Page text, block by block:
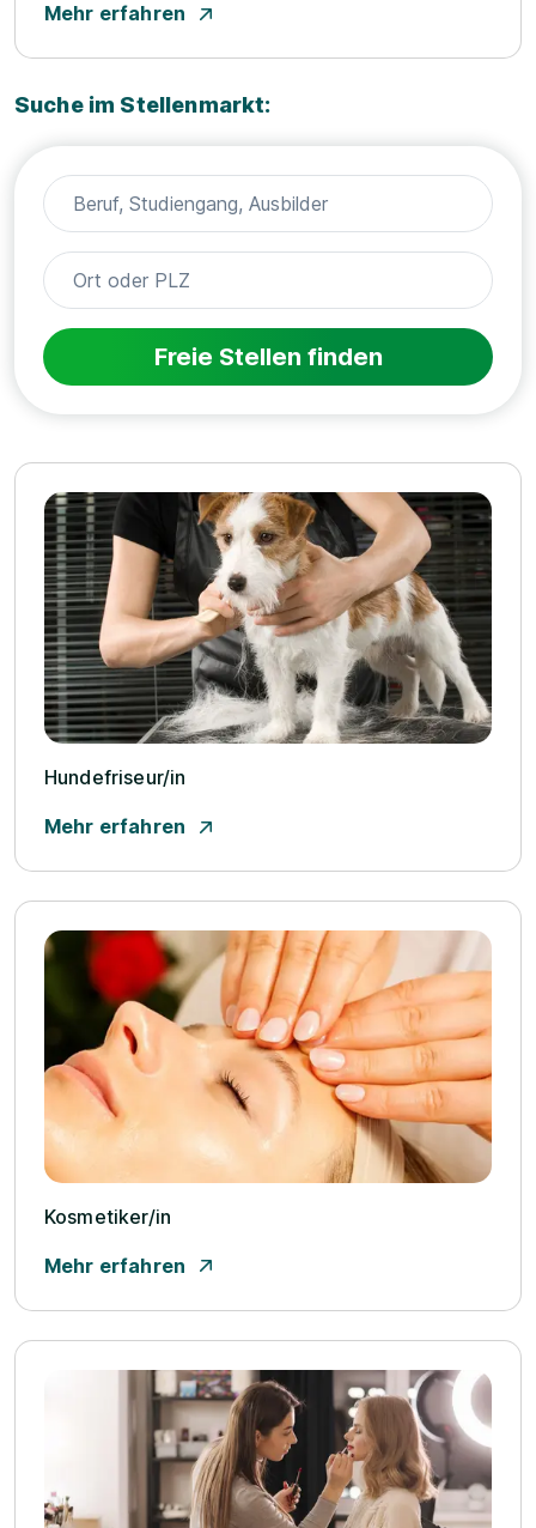
Mehr erfahren
Suche im Stellenmarkt:
Freie Stellen finden
Hundefriseur/­in
Mehr erfahren
Kosmetiker/­in
Mehr erfahren